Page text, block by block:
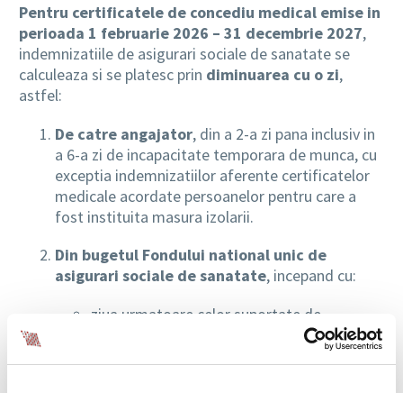
Pentru certificatele de concediu medical emise in
perioada 1 februarie 2026 – 31 decembrie 2027,
indemnizatiile de asigurari sociale de sanatate se
calculeaza si se platesc prin diminuarea cu o zi,
astfel:
De catre angajator, din a 2-a zi pana inclusiv in
a 6-a zi de incapacitate temporara de munca, cu
exceptia indemnizatiilor aferente certificatelor
medicale acordate persoanelor pentru care a
fost instituita masura izolarii.
Din bugetul Fondului national unic de
asigurari sociale de sanatate, incepand cu:
ziua urmatoare celor suportate de
angajator si pana la data incetarii
incapacitatii temporare de munca a